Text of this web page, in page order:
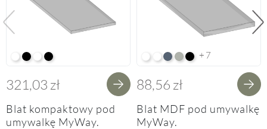
Poprzedni
Alpine White K02
Black K16Alpine White Struktura K37
K14 Soft Black
321,03 zł
Blat kompaktowy pod
umywalkę MyWay.
Arctic White HG F01
Premium White Supermatt
Perfect Touch Parisian
Perfect Touch Stahlgrau
Czarny Mat Orchidea
+7
88,56 zł
Blat MDF pod umywalkę
MyWay.